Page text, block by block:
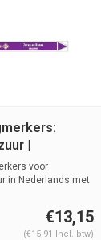
|
| Zuren en
voor
in Nederlands met
€13,15
(€15,91 Incl. btw)